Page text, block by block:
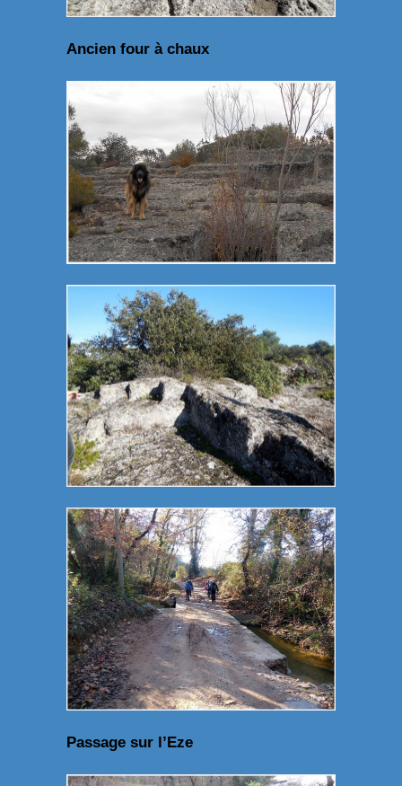
Ancien four à chaux
Passage sur l’Eze